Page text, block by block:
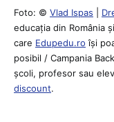
Foto: © Vlad Ispas
educaţia din România
care Edupedu.ro îşi
posibil / Campania
școli, profesor sau elev
discount.